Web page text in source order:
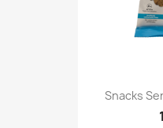
Snacks